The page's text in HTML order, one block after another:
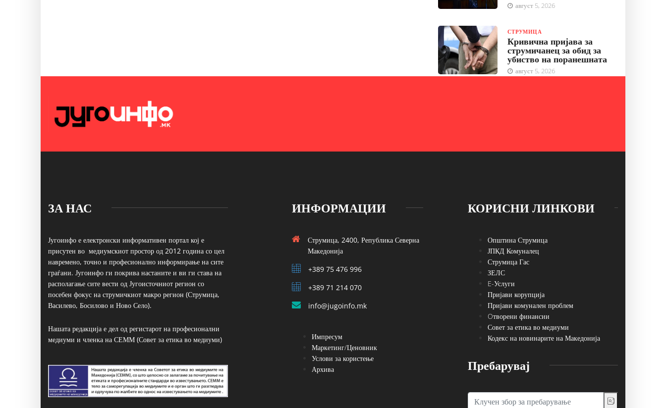
август 5, 2026
СТРУМИЦА
Кривична пријава за
струмичанец за обид за
убиство на поранешната
август 5, 2026
ЗА НАС
Југоинфо е електронски информативен портал кој е
присутен во медиумскиот простор од 2012 година со цел
навремено, точно и професионално информирање на сите
граѓани. Југоинфо ги покрива настаните и ви ги става на
располагање сите вести од Југоисточниот регион со
посебен фокус на струмичкиот макро регион (Струмица,
Василево, Босилово и Ново Село).
Нашата редакција е дел од регистарот на професионални
медиуми и членка на СЕММ (Совет за етика во медиуми)
ИНФОРМАЦИИ
Струмица, 2400, Република Северна
Македонија
+389 75 476 996
+389 71 214 070
info@jugoinfo.mk
Импресум
Маркетинг/Ценовник
Услови за користење
Архива
КОРИСНИ ЛИНКОВИ
Општина Струмица
ЈПКД Комуналец
Струмица Гас
ЗЕЛС
E-Услуги
Пријави корупција
Пријави комунален проблем
Oтворени финансии
Совет за етика во медиуми
Кодекс на новинарите на Македонија
Пребарувај